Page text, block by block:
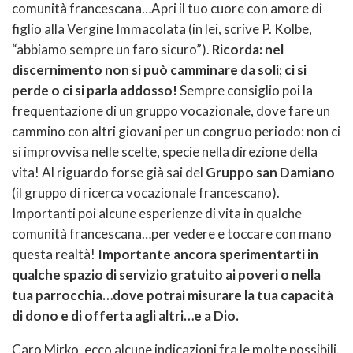
comunità francescana…Apri il tuo cuore con amore di
figlio alla Vergine Immacolata (in lei, scrive P. Kolbe,
“abbiamo sempre un faro sicuro”). Ricorda: nel
discernimento non si può camminare da soli; ci si
perde o ci si parla addosso!Sempre consiglio poi la
frequentazione di un gruppo vocazionale, dove fare un
cammino con altri giovani per un congruo periodo: non ci
si improvvisa nelle scelte, specie nella direzione della
vita! Al riguardo forse già sai del Gruppo san Damiano
(il gruppo di ricerca vocazionale francescano).
Importanti poi alcune esperienze di vita in qualche
comunità francescana…per vedere e toccare con mano
questa realtà! Importante ancora sperimentarti in
qualche spazio di servizio gratuito ai poveri o nella
tua parrocchia…dove potrai misurare la tua capacità
di dono e di offerta agli altri…e a Dio.
Caro Mirko, ecco alcune indicazioni fra le molte possibili.